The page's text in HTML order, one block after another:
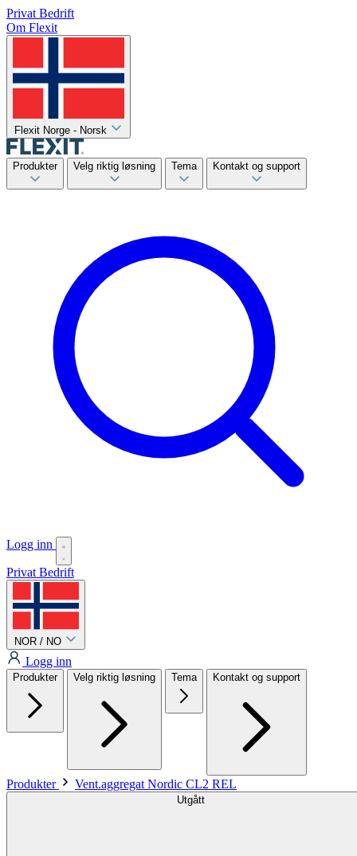
Privat Bedrift
Om Flexit
Flexit Norge - Norsk
Produkter Velg riktig løsning Tema Kontakt og support
Logg inn
Privat Bedrift
NOR / NO
Logg inn
Produkter Velg riktig løsning Tema Kontakt og support
Produkter Vent.aggregat Nordic CL2 REL
Utgått